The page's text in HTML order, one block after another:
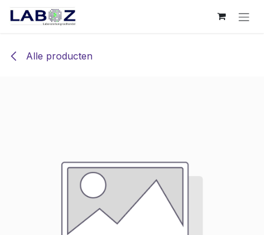
Overslaan naar inhoud
Alle producten